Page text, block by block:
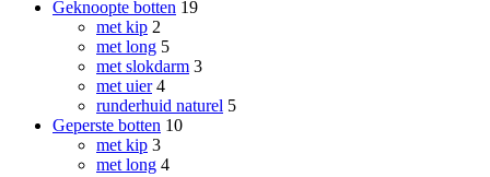
Geknoopte botten 19
met kip 2
met long 5
met slokdarm 3
met uier 4
runderhuid naturel 5
Geperste botten 10
met kip 3
met long 4